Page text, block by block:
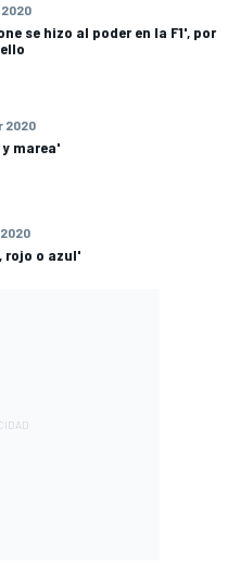
2020
se hizo al poder en la F1', por
2020
marea'
2020
rojo o azul'